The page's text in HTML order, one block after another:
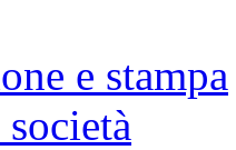
e stampa
società